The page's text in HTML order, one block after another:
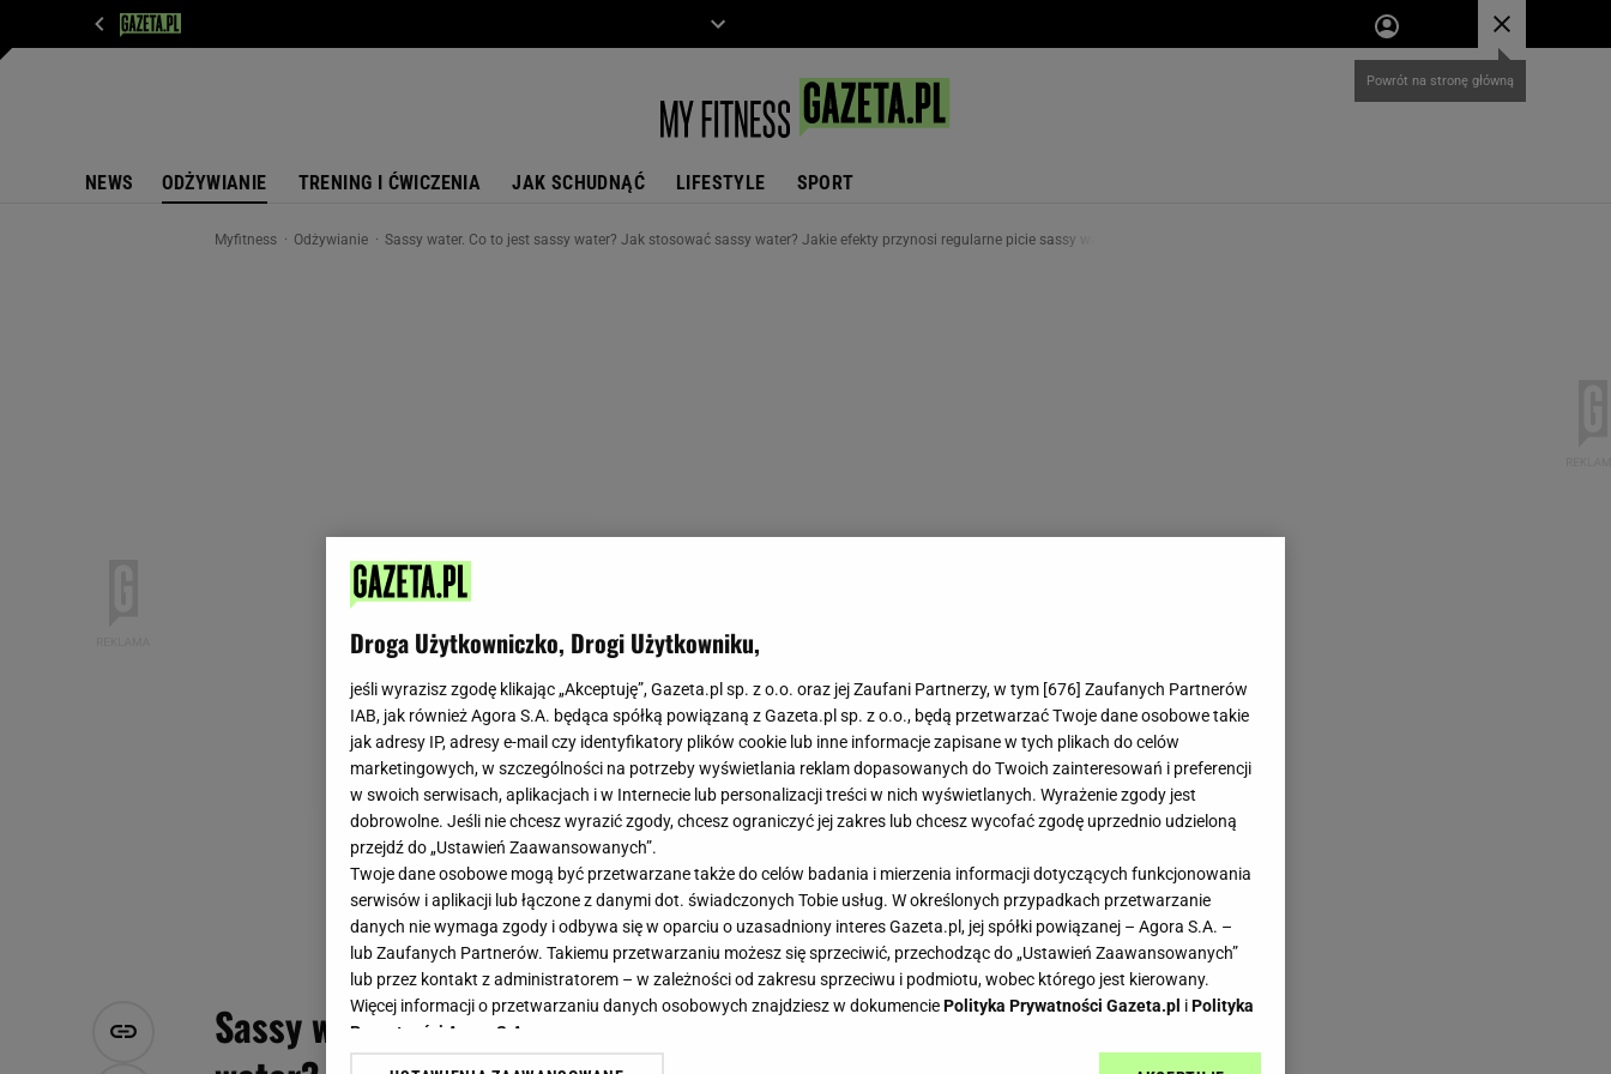
NEWS ODŻYWIANIE TRENING I ĆWICZENIA JAK SCHUDNĄĆ LIFESTYLE SPORT
Myfitness Odżywianie Sassy water. Co to jest sassy water? Jak stosować sassy water? Jakie efekty przynosi regularne picie sassy water?
Sassy water. Co to jest sassy water? Jak stosować sassy
Droga Użytkowniczko, Drogi Użytkowniku,
jeśli wyrazisz zgodę klikając „Akceptuję”, Gazeta.pl sp. z o.o. oraz jej Zaufani Partnerzy, w tym [676] Zaufanych Partnerów
IAB, jak również Agora S.A. będąca spółką powiązaną z Gazeta.pl sp. z o.o., będą przetwarzać Twoje dane osobowe takie
jak adresy IP, adresy e-mail czy identyfikatory plików cookie lub inne informacje zapisane w tych plikach do celów
marketingowych, w szczególności na potrzeby wyświetlania reklam dopasowanych do Twoich zainteresowań i preferencji
w swoich serwisach, aplikacjach i w Internecie lub personalizacji treści w nich wyświetlanych. Wyrażenie zgody jest
dobrowolne. Jeśli nie chcesz wyrazić zgody, chcesz ograniczyć jej zakres lub chcesz wycofać zgodę uprzednio udzieloną
przejdź do „Ustawień Zaawansowanych”.
Twoje dane osobowe mogą być przetwarzane także do celów badania i mierzenia informacji dotyczących funkcjonowania
serwisów i aplikacji lub łączone z danymi dot. świadczonych Tobie usług. W określonych przypadkach przetwarzanie
danych nie wymaga zgody i odbywa się w oparciu o uzasadniony interes Gazeta.pl, jej spółki powiązanej – Agora S.A. –
lub Zaufanych Partnerów. Takiemu przetwarzaniu możesz się sprzeciwić, przechodząc do „Ustawień Zaawansowanych”
lub przez kontakt z administratorem – w zależności od zakresu sprzeciwu i podmiotu, wobec którego jest kierowany.
Więcej informacji o przetwarzaniu danych osobowych znajdziesz w dokumenciePolityka Prywatności Gazeta.pl iPolityka
Prywatności Agora S.A.